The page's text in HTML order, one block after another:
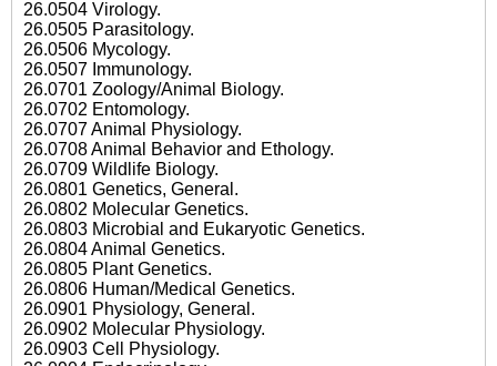
26.0504 Virology.
26.0505 Parasitology.
26.0506 Mycology.
26.0507 Immunology.
26.0701 Zoology/Animal Biology.
26.0702 Entomology.
26.0707 Animal Physiology.
26.0708 Animal Behavior and Ethology.
26.0709 Wildlife Biology.
26.0801 Genetics, General.
26.0802 Molecular Genetics.
26.0803 Microbial and Eukaryotic Genetics.
26.0804 Animal Genetics.
26.0805 Plant Genetics.
26.0806 Human/Medical Genetics.
26.0901 Physiology, General.
26.0902 Molecular Physiology.
26.0903 Cell Physiology.